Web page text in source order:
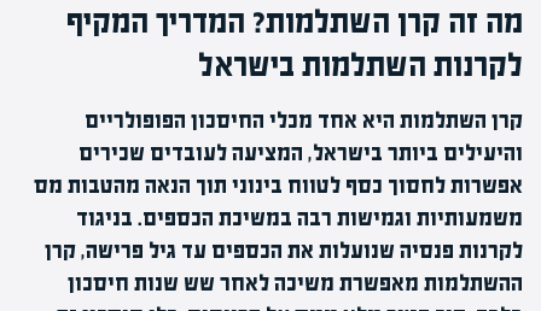
מה זה קרן השתלמות? המדריך המקיף
לקרנות השתלמות בישראל
קרן השתלמות היא אחד מכלי החיסכון הפופולריים
והיעילים ביותר בישראל, המציעה לעובדים שכירים
אפשרות לחסוך כסף לטווח בינוני תוך הנאה מהטבות מס
משמעותיות וגמישות רבה במשיכת הכספים. בניגוד
לקרנות פנסיה שנועלות את הכספים עד גיל פרישה, קרן
ההשתלמות מאפשרת משיכה לאחר שש שנות חיסכון